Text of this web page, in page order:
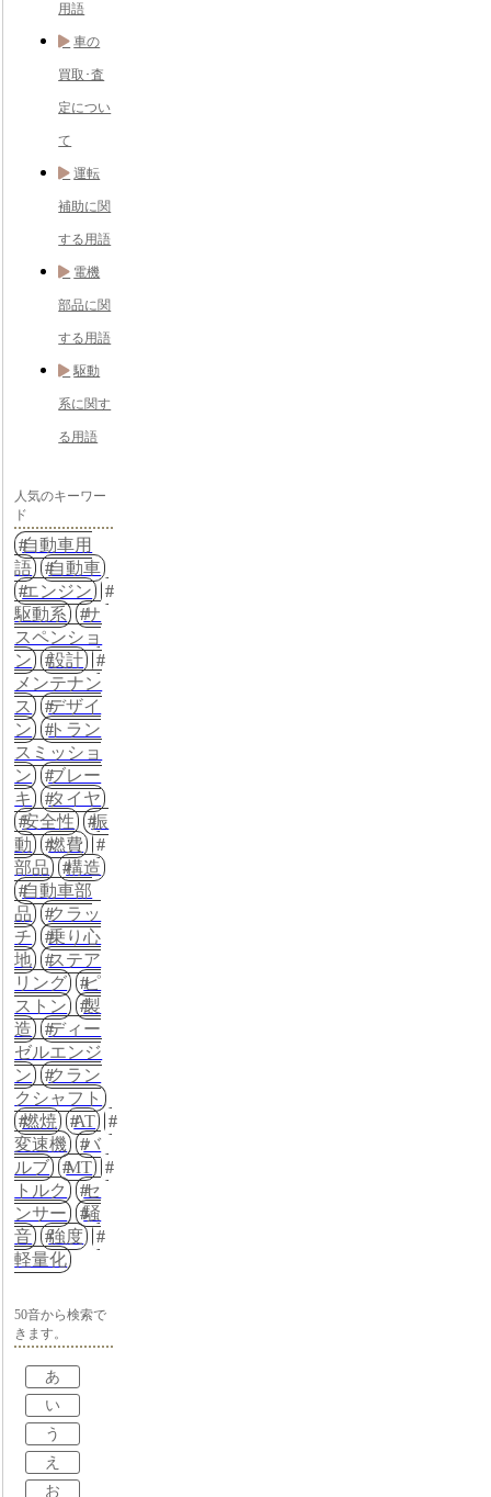
用語
車の
買取･査
定につい
て
運転
補助に関
する用語
電機
部品に関
する用語
駆動
系に関す
る用語
人気のキーワー
ド
自動車用
語
自動車
エンジン
駆動系
サ
スペンショ
ン
設計
メンテナン
ス
デザイ
ン
トラン
スミッショ
ン
ブレー
キ
タイヤ
安全性
振
動
燃費
部品
構造
自動車部
品
クラッ
チ
乗り心
地
ステア
リング
ピ
ストン
製
造
ディー
ゼルエンジ
ン
クラン
クシャフト
燃焼
AT
変速機
バ
ルブ
MT
トルク
セ
ンサー
騒
音
強度
軽量化
50音から検索で
きます。
あ
い
う
え
お